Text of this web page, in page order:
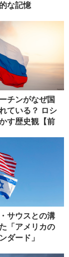
な記憶
チンがなぜ国
ている？ ロシ
す歴史観【前
サウスとの溝
「アメリカの
ダード」